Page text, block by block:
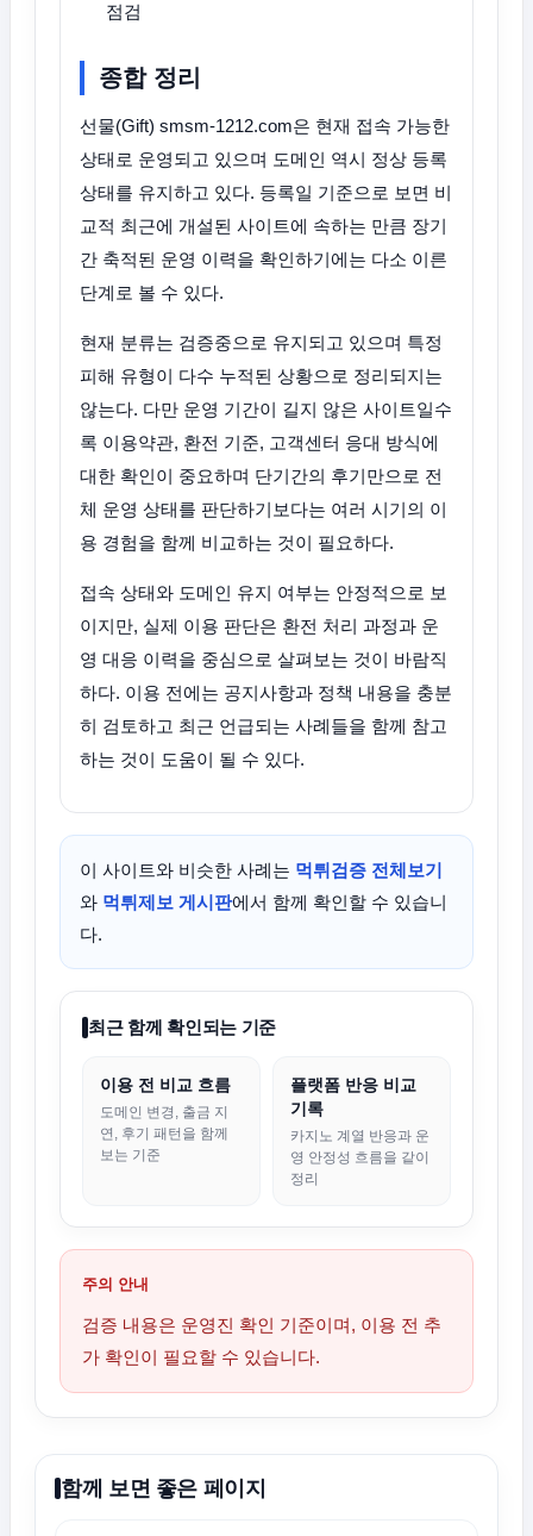
점검
종합 정리
선물(Gift) smsm-1212.com은 현재 접속 가능한
상태로 운영되고 있으며 도메인 역시 정상 등록
상태를 유지하고 있다. 등록일 기준으로 보면 비
교적 최근에 개설된 사이트에 속하는 만큼 장기
간 축적된 운영 이력을 확인하기에는 다소 이른
단계로 볼 수 있다.
현재 분류는 검증중으로 유지되고 있으며 특정
피해 유형이 다수 누적된 상황으로 정리되지는
않는다. 다만 운영 기간이 길지 않은 사이트일수
록 이용약관, 환전 기준, 고객센터 응대 방식에
대한 확인이 중요하며 단기간의 후기만으로 전
체 운영 상태를 판단하기보다는 여러 시기의 이
용 경험을 함께 비교하는 것이 필요하다.
접속 상태와 도메인 유지 여부는 안정적으로 보
이지만, 실제 이용 판단은 환전 처리 과정과 운
영 대응 이력을 중심으로 살펴보는 것이 바람직
하다. 이용 전에는 공지사항과 정책 내용을 충분
히 검토하고 최근 언급되는 사례들을 함께 참고
하는 것이 도움이 될 수 있다.
이 사이트와 비슷한 사례는 먹튀검증 전체보기
와 먹튀제보 게시판에서 함께 확인할 수 있습니
다.
최근 함께 확인되는 기준
이용 전 비교 흐름
도메인 변경, 출금 지
연, 후기 패턴을 함께
보는 기준
플랫폼 반응 비교
기록
카지노 계열 반응과 운
영 안정성 흐름을 같이
정리
주의 안내
검증 내용은 운영진 확인 기준이며, 이용 전 추
가 확인이 필요할 수 있습니다.
함께 보면 좋은 페이지